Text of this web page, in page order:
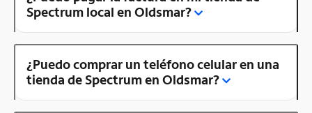
Spectrum local en Oldsmar?
¿Puedo comprar un teléfono celular en una
tienda de Spectrum en Oldsmar?